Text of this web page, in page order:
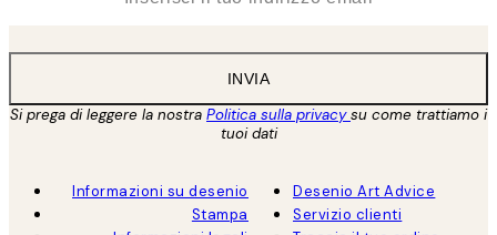
INVIA
Si prega di leggere la nostra Politica sulla privacysu come trattiamo i
tuoi dati
Informazioni su desenio
Stampa
Desenio Art Advice
Servizio clienti